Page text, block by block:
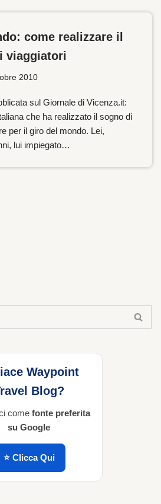
come realizzare il
viaggiatori
2010
sul Giornale di Vicenza.it:
che ha realizzato il sogno di
per il giro del mondo. Lei,
lui impiegato…
Waypoint
Blog?
come fonte preferita
su Google
⭐ Clicca Qui